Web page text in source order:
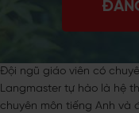
Đội ngũ giáo viên có
Langmaster tự hào là hệ
chuyên môn tiếng Anh và